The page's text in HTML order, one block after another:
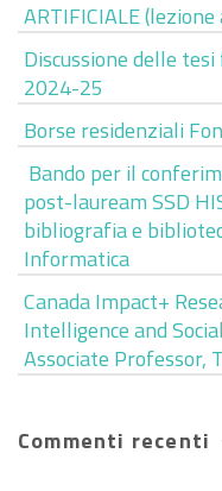
ARTIFICIALE
Discussione delle
2024-25
Borse residenziali
Bando per il
post-lauream SSD
bibliografia e
Informatica
Canada Impact+
Intelligence and
Associate Professor,
Commenti recenti